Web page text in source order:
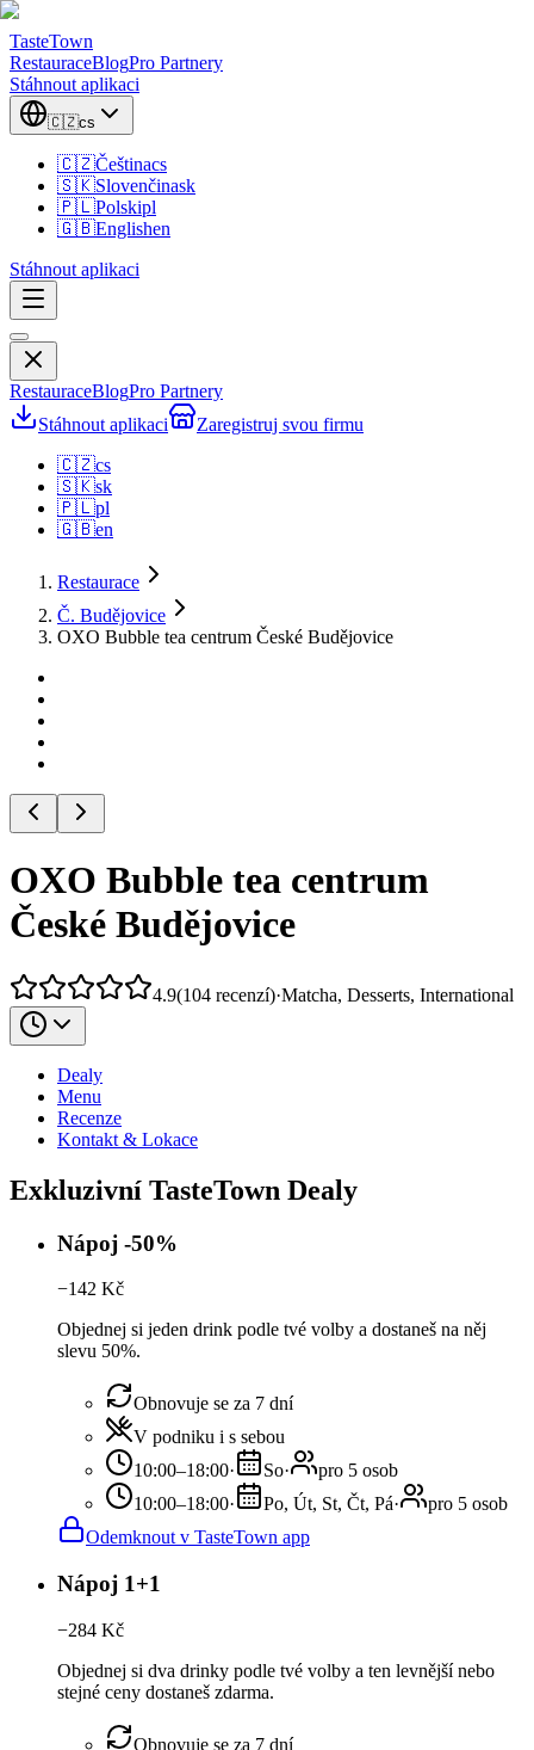
TasteTown
RestauraceBlogPro Partnery
Stáhnout aplikaci
🇨🇿cs
🇨🇿Češtinacs
🇸🇰Slovenčinask
🇵🇱Polskipl
🇬🇧Englishen
Stáhnout aplikaci
RestauraceBlogPro Partnery
Stáhnout aplikaci
Zaregistruj svou firmu
🇨🇿cs
🇸🇰sk
🇵🇱pl
🇬🇧en
Restaurace
Č. Budějovice
OXO Bubble tea centrum České Budějovice
OXO Bubble tea centrum
České Budějovice
4.9(104 recenzí)·Matcha, Desserts, International
Dealy
Menu
Recenze
Kontakt & Lokace
Exkluzivní TasteTown Dealy
Nápoj -50%
−142 Kč
Objednej si jeden drink podle tvé volby a dostaneš na něj
slevu 50%.
Obnovuje se za 7 dní
V podniku i s sebou
10:00–18:00· So·
pro 5 osob
10:00–18:00· Po, Út, St, Čt, Pá·
pro 5 osob
Odemknout v TasteTown app
Nápoj 1+1
−284 Kč
Objednej si dva drinky podle tvé volby a ten levnější nebo
stejné ceny dostaneš zdarma.
Obnovuje se za 7 dní